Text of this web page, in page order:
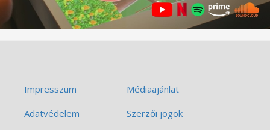
Impresszum
Médiaajánlat
Adatvédelem
Szerzői jogok